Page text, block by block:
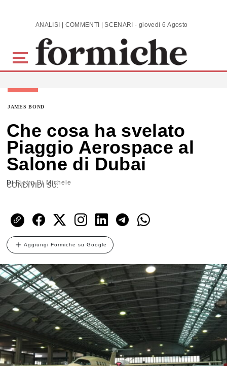
Skip to main content ANALISI | COMMENTI | SCENARI - giovedì 6 Agosto 2026
JAMES BOND
Che cosa ha svelato
Piaggio Aerospace al
Salone di Dubai
DiPietro Di Michele
CONDIVIDI SU:
Aggiungi Formiche su Google